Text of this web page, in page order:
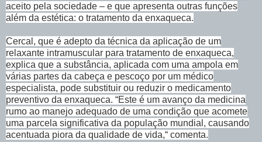
aceito pela sociedade – e que apresenta outras funções
além da estética: o tratamento da enxaqueca.
Cercal, que é adepto da técnica da aplicação de um
relaxante intramuscular para tratamento de enxaqueca,
explica que a substância, aplicada com uma ampola em
várias partes da cabeça e pescoço por um médico
especialista, pode substituir ou reduzir o medicamento
preventivo da enxaqueca. “Este é um avanço da medicina
rumo ao manejo adequado de uma condição que acomete
uma parcela significativa da população mundial, causando
acentuada piora da qualidade de vida,“ comenta.